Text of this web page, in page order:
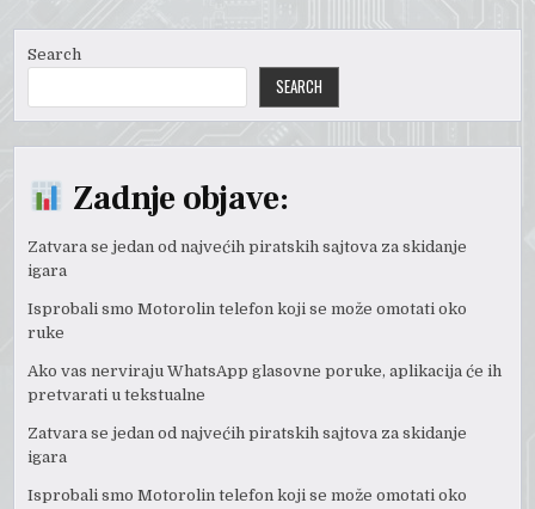
Search
SEARCH
Zadnje objave:
Zatvara se jedan od najvećih piratskih sajtova za skidanje
igara
Isprobali smo Motorolin telefon koji se može omotati oko
ruke
Ako vas nerviraju WhatsApp glasovne poruke, aplikacija će ih
pretvarati u tekstualne
Zatvara se jedan od najvećih piratskih sajtova za skidanje
igara
Isprobali smo Motorolin telefon koji se može omotati oko